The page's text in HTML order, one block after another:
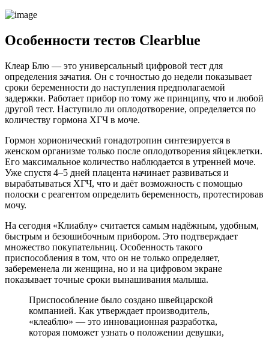
Особенности тестов Clearblue
Клеар Блю — это универсальный цифровой тест для
определения зачатия. Он с точностью до недели показывает
сроки беременности до наступления предполагаемой
задержки. Работает прибор по тому же принципу, что и любой
другой тест. Наступило ли оплодотворение, определяется по
количеству гормона ХГЧ в моче.
Гормон хорионический гонадотропин синтезируется в
женском организме только после оплодотворения яйцеклетки.
Его максимальное количество наблюдается в утренней моче.
Уже спустя 4–5 дней плацента начинает развиваться и
вырабатываться ХГЧ, что и даёт возможность с помощью
полоски с реагентом определить беременность, протестировав
мочу.
На сегодня «Клиаблу» считается самым надёжным, удобным,
быстрым и безошибочным прибором. Это подтверждает
множество покупательниц. Особенность такого
приспособления в том, что он не только определяет,
забеременела ли женщина, но и на цифровом экране
показывает точные сроки вынашивания малыша.
Приспособление было создано швейцарской
компанией. Как утверждает производитель,
«клеаблю» — это инновационная разработка,
которая поможет узнать о положении девушки,